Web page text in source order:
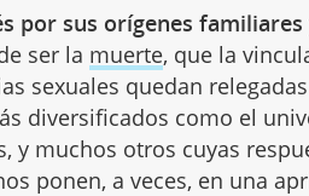
por sus orígenes familiares
ser la muerte, que la
sexuales quedan
diversificados como el
y muchos otros cuyas
ponen, a veces, en una